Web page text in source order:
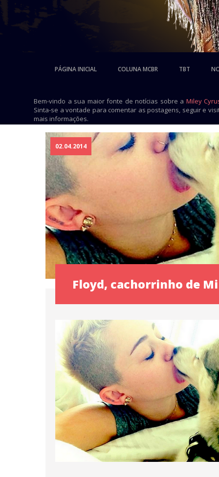
PÁGINA INICIAL COLUNA MCBR TBT
Bem-vindo a sua maior fonte de notícias sobre a Miley
Sinta-se a vontade para comentar as postagens, seguir e
mais informações.
02.04.2014
Floyd, cachorrinho de